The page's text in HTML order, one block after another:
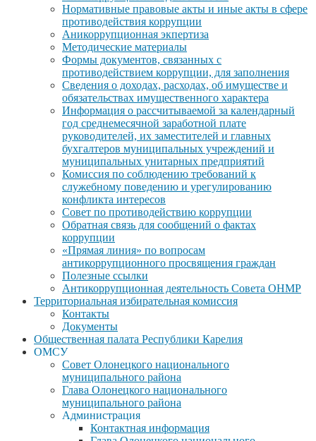
Нормативные правовые акты и иные акты в сфере
противодействия коррупции
Аникоррупционная экпертиза
Методические материалы
Формы документов, связанных с
противодействием коррупции, для заполнения
Сведения о доходах, расходах, об имуществе и
обязательствах имущественного характера
Информация о рассчитываемой за календарный
год среднемесячной заработной плате
руководителей, их заместителей и главных
бухгалтеров муниципальных учреждений и
муниципальных унитарных предприятий
Комиссия по соблюдению требований к
служебному поведению и урегулированию
конфликта интересов
Совет по противодействию коррупции
Обратная связь для сообщений о фактах
коррупции
«Прямая линия» по вопросам
антикоррупционного просвящения граждан
Полезные ссылки
Антикоррупционная деятельность Совета ОНМР
Территориальная избирательная комиссия
Контакты
Документы
Общественная палата Республики Карелия
ОМСУ
Совет Олонецкого национального
муниципального района
Глава Олонецкого национального
муниципального района
Администрация
Контактная информация